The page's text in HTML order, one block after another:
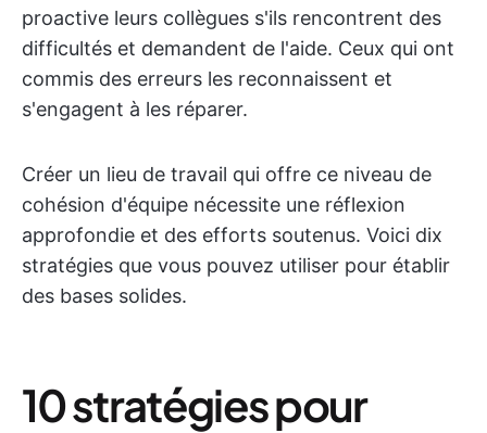
proactive leurs collègues s'ils rencontrent des
difficultés et demandent de l'aide. Ceux qui ont
commis des erreurs les reconnaissent et
s'engagent à les réparer.
Créer un lieu de travail qui offre ce niveau de
cohésion d'équipe nécessite une réflexion
approfondie et des efforts soutenus. Voici dix
stratégies que vous pouvez utiliser pour établir
des bases solides.
10 stratégies pour